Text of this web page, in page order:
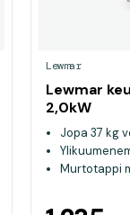
Lewmar
Lewmar
2,0kW
Jopa 37 kg
Murtotappi